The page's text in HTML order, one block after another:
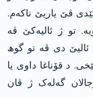
ڤێ یاریێ ناکەم.
تو ژ ئالیەکێ ڤە
ئالیێ دی ڤە تو گوھ
د قۆناغا داوی یا
گەلەک ژ ڤان